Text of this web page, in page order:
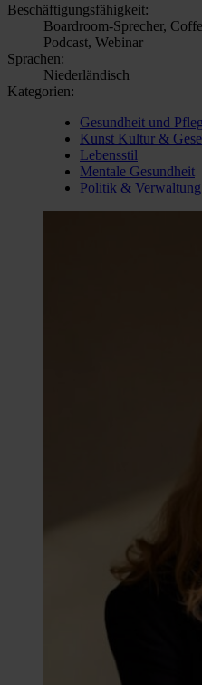
Beschäftigungsfähigkeit:
Boardroom-Sprecher,
Podcast, Webinar
Sprachen:
Niederländisch
Kategorien:
Gesundheit und
Kunst Kultur &
Lebensstil
Mentale Gesundheit
Politik & Verwaltung